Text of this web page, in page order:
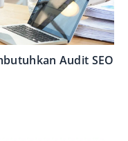
Audit SEO